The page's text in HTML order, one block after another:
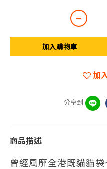
加入購物車
加
分享到
商品描述
曾經風靡全港既貓貓